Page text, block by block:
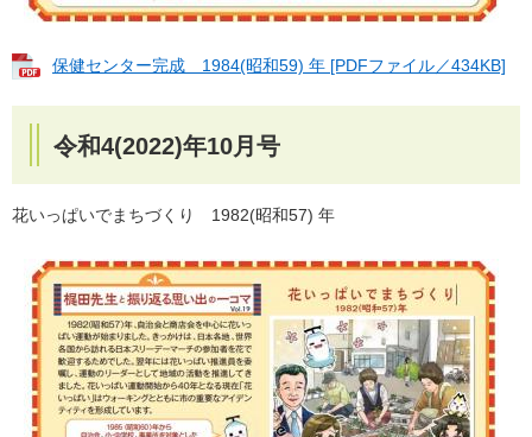
保健センター完成 1984(昭和59) 年 [PDFファイル／434KB]
令和4(2022)年10月号
花いっぱいでまちづくり 1982(昭和57) 年